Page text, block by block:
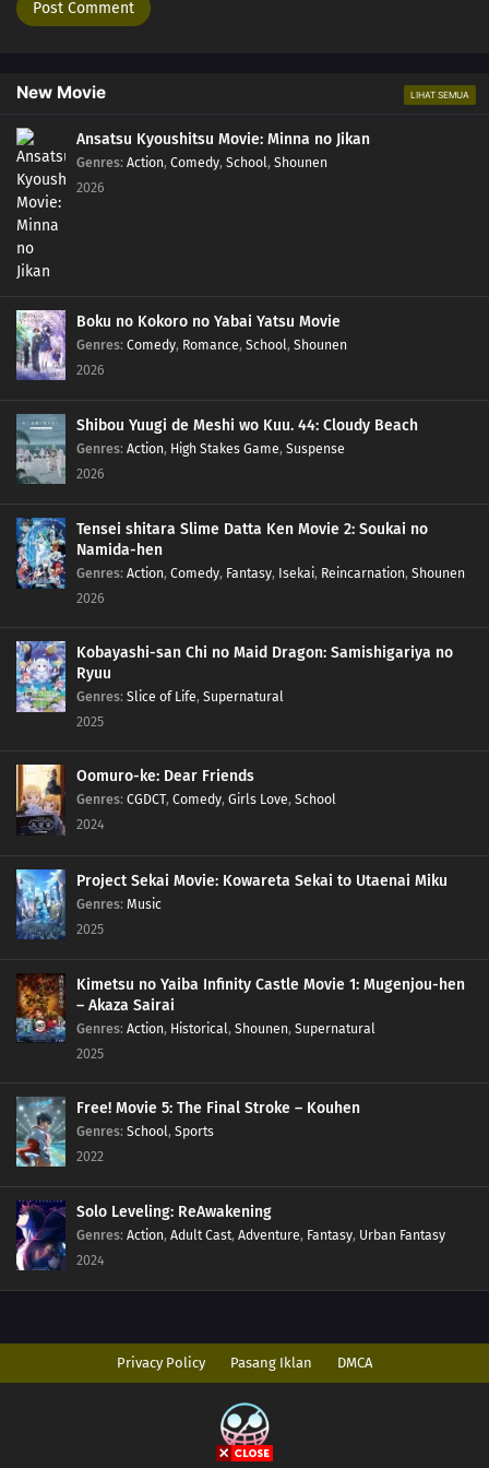
7 Muzan Kibutsuji
5 Sub
4 Episode 4
New Movie LIHAT SEMUA
Ansatsu Kyoushitsu Movie: Minna no Jikan
Genres: Action, Comedy, School, Shounen
2026
Boku no Kokoro no Yabai Yatsu Movie
Genres: Comedy, Romance, School, Shounen
2026
Shibou Yuugi de Meshi wo Kuu. 44: Cloudy Beach
Genres: Action, High Stakes Game, Suspense
2026
Tensei shitara Slime Datta Ken Movie 2: Soukai no
Namida-hen
Genres: Action, Comedy, Fantasy, Isekai, Reincarnation, Shounen
2026
Kobayashi-san Chi no Maid Dragon: Samishigariya no
Ryuu
Genres: Slice of Life, Supernatural
2025
Oomuro-ke: Dear Friends
Genres: CGDCT, Comedy, Girls Love, School
2024
Project Sekai Movie: Kowareta Sekai to Utaenai Miku
Genres: Music
2025
Kimetsu no Yaiba Infinity Castle Movie 1: Mugenjou-hen
– Akaza Sairai
Genres: Action, Historical, Shounen, Supernatural
2025
Free! Movie 5: The Final Stroke – Kouhen
Genres: School, Sports
2022
Solo Leveling: ReAwakening
Genres: Action, Adult Cast, Adventure, Fantasy, Urban Fantasy
2024
Privacy Policy Pasang Iklan DMCA